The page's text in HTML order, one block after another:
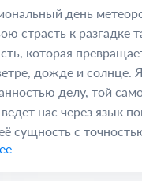
день
страсть к разгадке
которая
дожде и солнце.
делу, той
нас через язык
сущность с